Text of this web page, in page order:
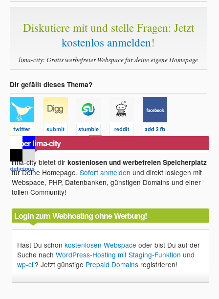
Diskutiere mit und stelle Fragen: Jetzt
kostenlos anmelden!
lima-city: Gratis werbefreier Webspace für deine eigene Homepage
Dir gefällt dieses Thema?
Über lima-city
lima-city bietet dirkostenlosen und werbefreien Speicherplatz
für Deine Homepage.Sofort anmelden und direkt loslegen mit
Webspace, PHP, Datenbanken, günstigen Domains und einer
tollen Community!
Login zum Webhosting ohne Werbung!
Hast Du schonkostenlosen Webspace oder bist Du auf der
Suche nachWordPress-Hosting mit Staging-Funktion und
wp-cli? Jetzt günstige Prepaid Domains registrieren!